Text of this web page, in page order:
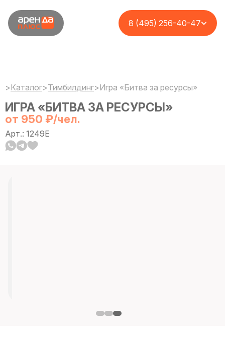
8 (495) 256-40-47
>Каталог>Тимбилдинг>Игра «Битва за ресурсы»
ИГРА «БИТВА ЗА РЕСУРСЫ»
от 950 ₽/чел.
Арт.: 1249E